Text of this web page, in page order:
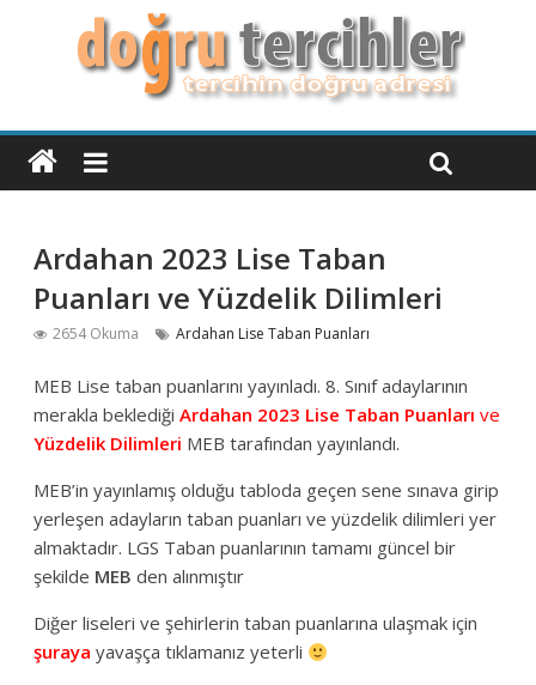
Ardahan 2023 Lise Taban
Puanları ve Yüzdelik Dilimleri
2654 Okuma Ardahan Lise Taban Puanları
MEB Lise taban puanlarını yayınladı. 8. Sınıf adaylarının
merakla beklediğiArdahan 2023 Lise Taban Puanları ve
Yüzdelik Dilimleri MEB tarafından yayınlandı.
MEB’in yayınlamış olduğu tabloda geçen sene sınava girip
yerleşen adayların taban puanları ve yüzdelik dilimleri yer
almaktadır. LGS Taban puanlarının tamamı güncel bir
şekilde MEBden alınmıştır
Diğer liseleri ve şehirlerin taban puanlarına ulaşmak için
şuraya yavaşça tıklamanız yeterli